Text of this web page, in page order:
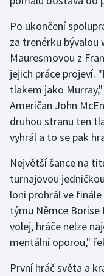
Krasobruslení
Lezení
Lyže a snowboard
Moderní pětiboj
Motorsport
Olympijské hry
Parasport
Plavání
Po ukončení
za trenérku
Mauresmovou z
jejich práce projeví.
tlakem jako
Američan John
druhou stranu ten
vyhrál a to se pak
Největší šance na
turnajovou
loni prohrál ve
týmu Němce Borise
volej, hráče nelze
mentální oporou,"
První hráč světa a